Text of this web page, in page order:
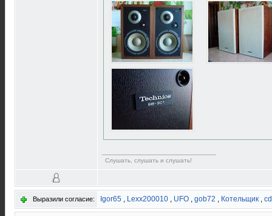
Слушать, слушать и слушать!
Выразили согласие: Igor65 , Lexx200010 , UFO , gob72 , Котельщик ,